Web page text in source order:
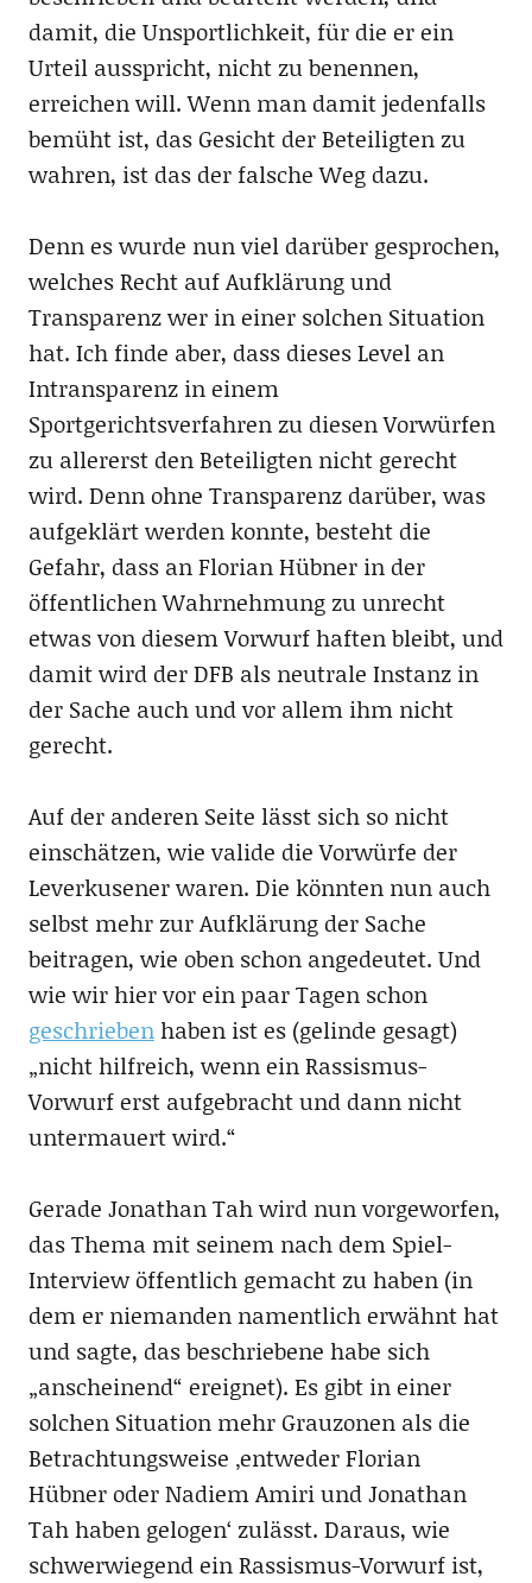
damit, die Unsportlichkeit, für die er ein
Urteil ausspricht, nicht zu benennen,
erreichen will. Wenn man damit jedenfalls
bemüht ist, das Gesicht der Beteiligten zu
wahren, ist das der falsche Weg dazu.
Denn es wurde nun viel darüber gesprochen,
welches Recht auf Aufklärung und
Transparenz wer in einer solchen Situation
hat. Ich finde aber, dass dieses Level an
Intransparenz in einem
Sportgerichtsverfahren zu diesen Vorwürfen
zu allererst den Beteiligten nicht gerecht
wird. Denn ohne Transparenz darüber, was
aufgeklärt werden konnte, besteht die
Gefahr, dass an Florian Hübner in der
öffentlichen Wahrnehmung zu unrecht
etwas von diesem Vorwurf haften bleibt, und
damit wird der DFB als neutrale Instanz in
der Sache auch und vor allem ihm nicht
gerecht.
Auf der anderen Seite lässt sich so nicht
einschätzen, wie valide die Vorwürfe der
Leverkusener waren. Die könnten nun auch
selbst mehr zur Aufklärung der Sache
beitragen, wie oben schon angedeutet. Und
wie wir hier vor ein paar Tagen schon
geschriebenhaben ist es (gelinde gesagt)
„nicht hilfreich, wenn ein Rassismus-
Vorwurf erst aufgebracht und dann nicht
untermauert wird.“
Gerade Jonathan Tah wird nun vorgeworfen,
das Thema mit seinem nach dem Spiel-
Interview öffentlich gemacht zu haben (in
dem er niemanden namentlich erwähnt hat
und sagte, das beschriebene habe sich
„anscheinend“ ereignet). Es gibt in einer
solchen Situation mehr Grauzonen als die
Betrachtungsweise ‚entweder Florian
Hübner oder Nadiem Amiri und Jonathan
Tah haben gelogen‘ zulässt. Daraus, wie
schwerwiegend ein Rassismus-Vorwurf ist,